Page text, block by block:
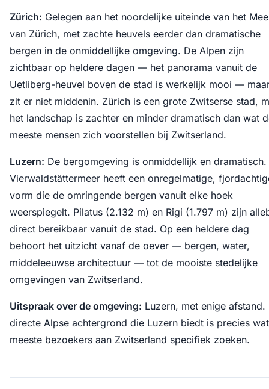
Zürich: Gelegen aan het noordelijke uiteinde van het
van Zürich, met zachte heuvels eerder dan dramatische
bergen in de onmiddellijke omgeving. De Alpen zijn
zichtbaar op heldere dagen — het panorama vanuit de
Uetliberg-heuvel boven de stad is werkelijk mooi —
zit er niet middenin. Zürich is een grote Zwitserse stad,
het landschap is zachter en minder dramatisch dan wat
meeste mensen zich voorstellen bij Zwitserland.
Luzern: De bergomgeving is onmiddellijk en dramatisch.
Vierwaldstättermeer heeft een onregelmatige,
vorm die de omringende bergen vanuit elke hoek
weerspiegelt. Pilatus (2.132 m) en Rigi (1.797 m) zijn
direct bereikbaar vanuit de stad. Op een heldere dag
behoort het uitzicht vanaf de oever — bergen, water,
middeleeuwse architectuur — tot de mooiste stedelijke
omgevingen van Zwitserland.
Uitspraak over de omgeving: Luzern, met enige afstand.
directe Alpse achtergrond die Luzern biedt is precies
meeste bezoekers aan Zwitserland specifiek zoeken.